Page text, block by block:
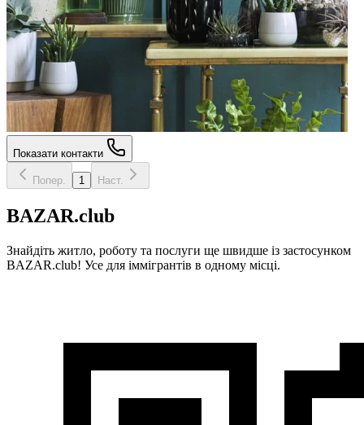
Показати контакти
Попер. 1 Наст.
BAZAR.club
Знайдіть житло, роботу та послуги ще швидше із застосунком
BAZAR.club! Усе для іммігрантів в одному місці.